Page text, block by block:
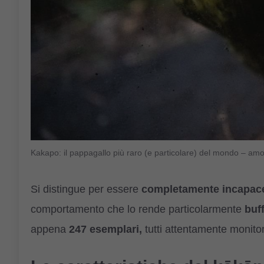
Kakapo: il pappagallo più raro (e particolare) del mondo –
Si distingue per essere completamente
comportamento che lo rende particolarmente
appena 247 esemplari, tutti attentamente